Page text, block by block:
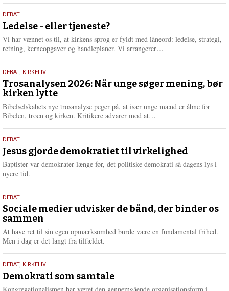
e
r
e
10.
juni
2026
DEBAT
Ledelse - eller tjeneste?
Vi har vænnet os til, at kirkens sprog er fyldt med låneord: ledelse, strategi,
retning, kerneopgaver og handleplaner. Vi arrangerer…
e
2.
juni
2026
DEBAT, KIRKELIV
Trosanalysen 2026: Når unge søger mening, bør
kirken lytte
Bibelselskabets nye trosanalyse peger på, at især unge mænd er åbne for
Bibelen, troen og kirken. Kritikere advarer mod at…
e
r
e
18.
maj
2026
DEBAT
Jesus gjorde demokratiet til virkelighed
Baptister var demokrater længe før, det politiske demokrati så dagens lys i
nyere tid.
18.
maj
2026
DEBAT
Sociale medier udvisker de bånd, der binder os
sammen
At have ret til sin egen opmærksomhed burde være en fundamental frihed.
Men i dag er det langt fra tilfældet.
18.
maj
2026
DEBAT, KIRKELIV
Demokrati som samtale